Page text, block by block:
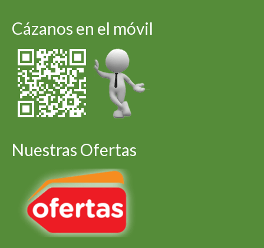
Cázanos en el móvil
Nuestras Ofertas